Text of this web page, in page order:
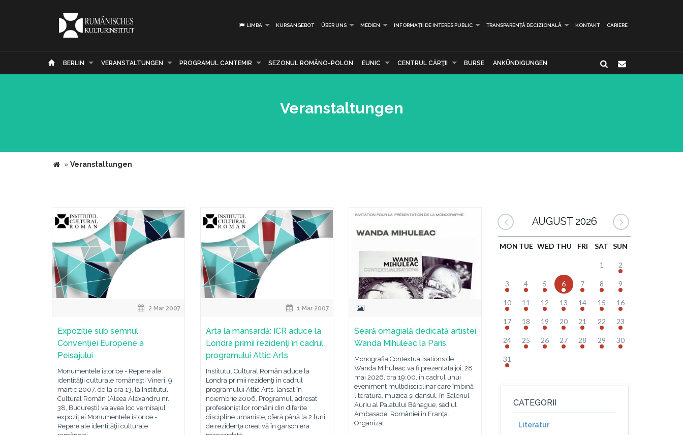
LIMBA KURSANGEBOT ÜBER UNS MEDIEN INFORMAȚII DE INTERES PUBLIC TRANSPARENȚĂ DECIZIONALĂ KONTAKT CARIERE
BERLIN VERANSTALTUNGEN PROGRAMUL CANTEMIR SEZONUL ROMÂNO-POLON EUNIC CENTRUL CĂRŢII BURSE ANKÜNDIGUNGEN
Veranstaltungen
» Veranstaltungen
2 Mar 2007
Expoziţie sub semnul
Convenţiei Europene a
Peisajului
Monumentele istorice - Repere ale
identităţii culturale româneşti Vineri, 9
martie 2007, de la ora 13, la Institutul
Cultural Român (Aleea Alexandru nr.
38, Bucureşti) va avea loc vernisajul
expoziţiei Monumentele istorice -
Repere ale identităţii culturale
1 Mar 2007
Arta la mansardă: ICR aduce la
Londra primii rezidenţi în cadrul
programului Attic Arts
Institutul Cultural Român aduce la
Londra primii rezidenţi în cadrul
programului Attic Arts, lansat în
noiembrie 2006. Programul, adresat
profesioniştilor români din diferite
discipline umaniste, oferă până la 2 luni
de rezidenţă creativă în garsoniera
Seară omagială dedicată artistei
Wanda Mihuleac la Paris
Monografia Contextualisations de
Wanda Mihuleac va fi prezentată joi, 28
mai 2026, ora 19:00, în cadrul unui
eveniment multidisciplinar care îmbină
literatura, muzica și dansul, în Salonul
Auriu al Palatului Béhague, sediul
Ambasadei României în Franța.
Organizat
AUGUST 2026
MON TUE WED THU FRI SAT SUN
1 2
3 4 5 6 7 8 9
10 11 12 13 14 15 16
17 18 19 20 21 22 23
24 25 26 27 28 29 30
31
CATEGORII
Literatur